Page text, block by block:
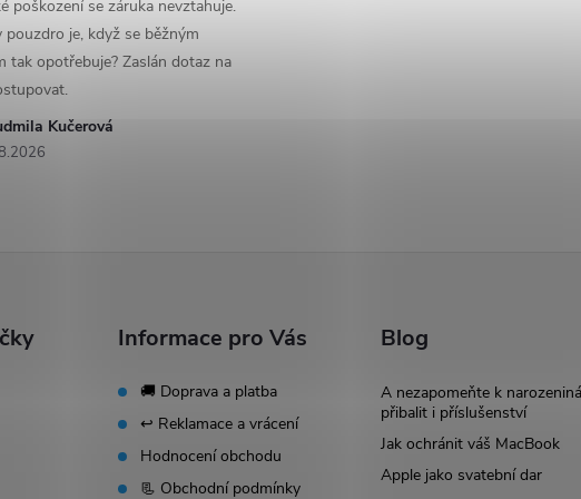
Kučerová
poškození se záruka nevztahuje.
pouzdro je, když se běžným
tak opotřebuje? Zaslán dotaz na
Informace pro Vás
🚚 Doprava a platba
↩️ Reklamace a vrácení
Hodnocení obchodu
📃 Obchodní podmínky
Blog
A nezapomeňte k
přibalit i příslušenství
Jak ochránit váš MacBook
Apple jako svatební dar